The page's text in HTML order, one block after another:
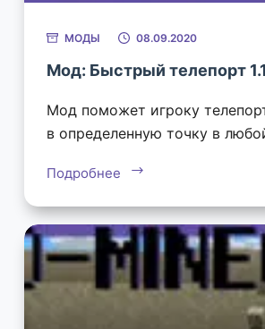
МОДЫ 08.09.2020
Мод: Быстрый телепорт
Мод поможет игроку
в определенную точку в
Подробнее